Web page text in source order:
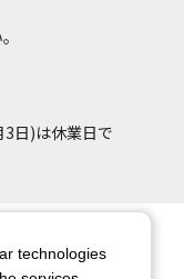
日)は休業日で
保護方針
technologies